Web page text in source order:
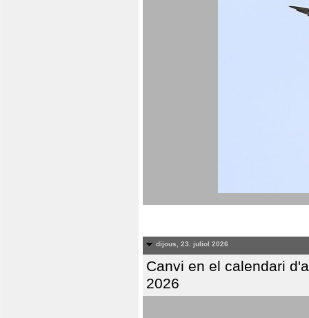
dijous, 23. juliol 2026
Canvi en el calendari
2026